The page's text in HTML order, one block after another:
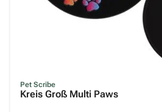
Pet Scribe
Kreis Groß Multi Paws